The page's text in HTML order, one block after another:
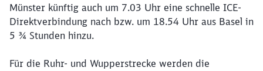
Münster künftig auch um 7.03 Uhr eine schnelle ICE-
Direktverbindung nach bzw. um 18.54 Uhr aus Basel in
5 ¾ Stunden hinzu.
Für die Ruhr- und Wupperstrecke werden die